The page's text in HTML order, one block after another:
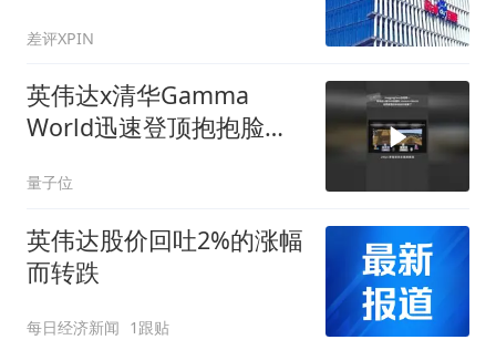
局AI办公，张一鸣称字节
不会依赖AI蒸馏技术，这
就是今天的其他大新闻！
差评XPIN
英伟达x清华Gamma
World迅速登顶抱抱脸多
量子位
英伟达股价回吐2%的涨幅
而转跌
每日经济新闻 1跟贴